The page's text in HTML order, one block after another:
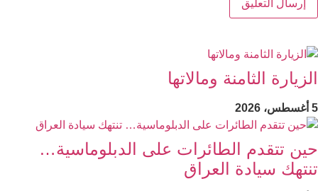
الزيارة الثامنة ومالاتها
5 أغسطس، 2026
حين تتقدم الطائرات على الدبلوماسية…
تنتهك سيادة العراق